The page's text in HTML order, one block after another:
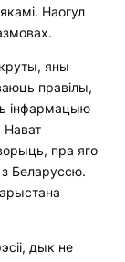
Наогул
яны
правілы,
інфармацыю
Нават
пра яго
з Беларуссю.
дык не